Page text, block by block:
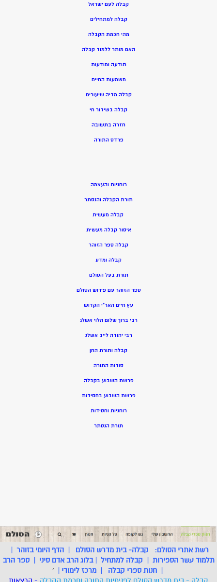
קבלה לעם ישראל
קבלה למתחילים
מהי חכמת הקבלה
האם מותר ללמוד קבלה
תודעה ומודעות
משמעות החיים
קבלה מדיה שיעורים
קבלה בשידור חי
חזרה בתשובה
פרדס התורה
רוחניות והעצמה
תורת הקבלה והנסתר
קבלה מעשית
איסור קבלה מעשית
קבלה ספר הזוהר
קבלה ומדע
תורת בעל הסולם
ספר הזוהר עם פירוש הסולם
עץ חיים האר”י הקדוש
רבי ברוך שלום הלוי אשלג
רבי יהודה לייב אשלג
קבלה ותורת החן
סודות התורה
פרשת השבוע בקבלה
פרשת השבוע בחסידות
רוחניות וחסידות
תורת הנסתר
רשת אתרי הסולם: קבלה- בית מדרש הסולם |הדף היומי בזוהר |
תלמוד עשר הספירות | קבלה למתחיל |בלוג הרב אדם סיני |ספר הרב
| חנות ספרי קבלה | מרכז לימודי |
'